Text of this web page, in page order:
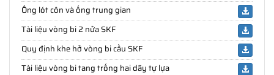
Ống lót côn và ống trung gian
Tài liệu vòng bi 2 nửa SKF
Quy định khe hở vòng bi cầu SKF
Tài liệu vòng bi tang trống hai dãy tự lựa